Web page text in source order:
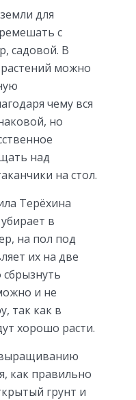
для
с
садовой. В
можно
чему вся
но
над
на стол.
Терёхина
в
на пол под
их на две
и не
так как в
хорошо расти.
как правильно
грунт и